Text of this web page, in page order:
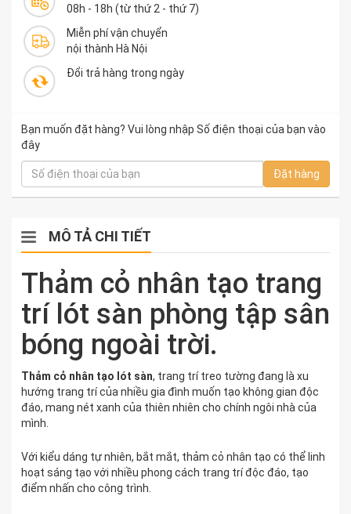
08h - 18h (từ thứ 2 - thứ 7)
Miễn phí vận chuyển
nội thành Hà Nội
Đổi trả hàng trong ngày
Bạn muốn đặt hàng? Vui lòng nhập Số điện thoại của bạn vào
đây
Đặt hàng
MÔ TẢ CHI TIẾT
Thảm cỏ nhân tạo trang
trí lót sàn phòng tập sân
bóng ngoài trời.
Thảm cỏ nhân tạo lót sàn, trang trí treo tường đang là xu
hướng trang trí của nhiều gia đình muốn tạo không gian độc
đáo, mang nét xanh của thiên nhiên cho chính ngôi nhà của
mình.
Với kiểu dáng tự nhiên, bắt mắt, thảm cỏ nhân tạo có thể linh
hoạt sáng tạo với nhiều phong cách trang trí độc đáo, tạo
điểm nhấn cho công trình.